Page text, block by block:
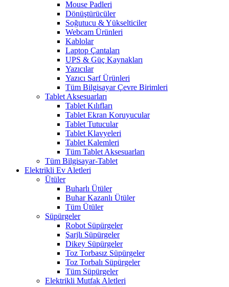
Mouse Padleri
Dönüştürücüler
Soğutucu & Yükselticiler
Webcam Ürünleri
Kablolar
Laptop Çantaları
UPS & Güç Kaynakları
Yazıcılar
Yazıcı Sarf Ürünleri
Tüm Bilgisayar Çevre Birimleri
Tablet Aksesuarları
Tablet Kılıfları
Tablet Ekran Koruyucular
Tablet Tutucular
Tablet Klavyeleri
Tablet Kalemleri
Tüm Tablet Aksesuarları
Tüm Bilgisayar-Tablet
Elektrikli Ev Aletleri
Ütüler
Buharlı Ütüler
Buhar Kazanlı Ütüler
Tüm Ütüler
Süpürgeler
Robot Süpürgeler
Şarjlı Süpürgeler
Dikey Süpürgeler
Toz Torbasız Süpürgeler
Toz Torbalı Süpürgeler
Tüm Süpürgeler
Elektrikli Mutfak Aletleri